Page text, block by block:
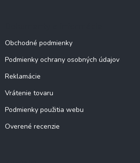
Obchodné podmienky
Podmienky ochrany osobných údajov
Reklamácie
Vrátenie tovaru
Podmienky použitia webu
Overené recenzie